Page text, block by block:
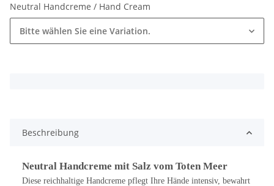
Neutral Handcreme / Hand Cream
Bitte wählen Sie eine Variation.
Beschreibung
Neutral Handcreme mit Salz vom Toten Meer
Diese reichhaltige Handcreme pflegt Ihre Hände intensiv, bewahrt